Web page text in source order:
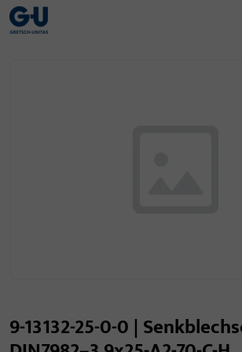
9-13132-25-0-0 |